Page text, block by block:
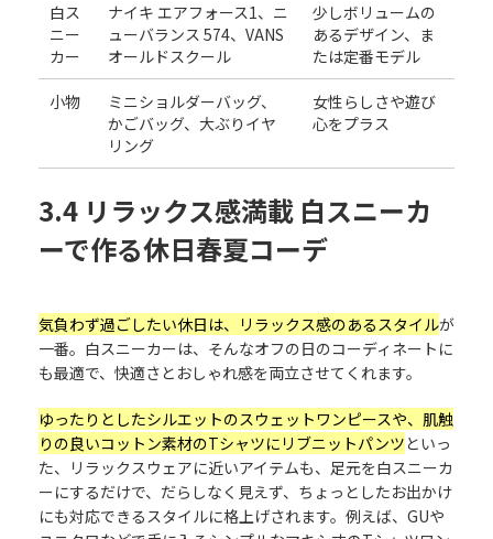
白ス
ニー
カー
ナイキ エアフォース1、ニ
ューバランス 574、VANS
オールドスクール
少しボリュームの
あるデザイン、ま
たは定番モデル
小物
ミニショルダーバッグ、
かごバッグ、大ぶりイヤ
リング
女性らしさや遊び
心をプラス
3.4 リラックス感満載 白スニーカ
ーで作る休日春夏コーデ
気負わず過ごしたい休日は、リラックス感のあるスタイルが
一番。白スニーカーは、そんなオフの日のコーディネートに
も最適で、快適さとおしゃれ感を両立させてくれます。
ゆったりとしたシルエットのスウェットワンピースや、肌触
りの良いコットン素材のTシャツにリブニットパンツといっ
た、リラックスウェアに近いアイテムも、足元を白スニーカ
ーにするだけで、だらしなく見えず、ちょっとしたお出かけ
にも対応できるスタイルに格上げされます。例えば、GUや